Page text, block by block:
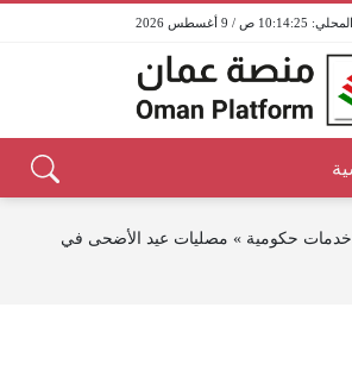
10:14:25 ص / 9 أغسطس 2026
خدمات حكومية » مصليات عيد الأضحى في